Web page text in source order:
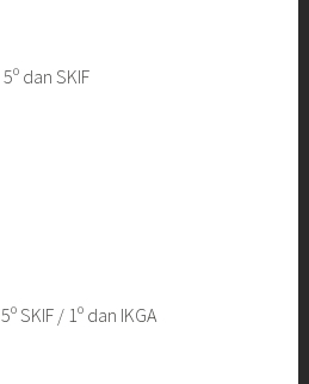
5º dan SKIF
5º SKIF / 1º dan IKGA